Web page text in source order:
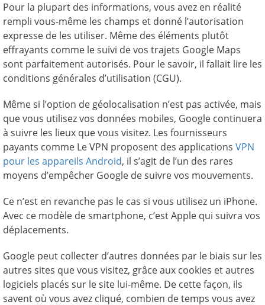
Pour la plupart des informations, vous avez en réalité
rempli vous-même les champs et donné l’autorisation
expresse de les utiliser. Même des éléments plutôt
effrayants comme le suivi de vos trajets Google Maps
sont parfaitement autorisés. Pour le savoir, il fallait lire les
conditions générales d’utilisation (CGU).
Même si l’option de géolocalisation n’est pas activée, mais
que vous utilisez vos données mobiles, Google continuera
à suivre les lieux que vous visitez. Les fournisseurs
payants comme Le VPN proposent des applications VPN
pour les appareils Android, il s’agit de l’un des rares
moyens d’empêcher Google de suivre vos mouvements.
Ce n’est en revanche pas le cas si vous utilisez un iPhone.
Avec ce modèle de smartphone, c’est Apple qui suivra vos
déplacements.
Google peut collecter d’autres données par le biais sur les
autres sites que vous visitez, grâce aux cookies et autres
logiciels placés sur le site lui-même. De cette façon, ils
savent où vous avez cliqué, combien de temps vous avez